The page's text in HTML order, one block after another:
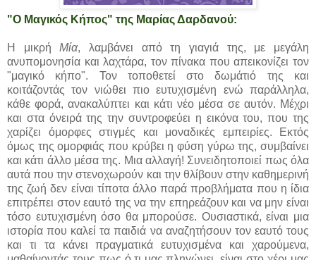
"Ο Μαγικός Κήπος" της Μαρίας Δαρδανού:
Η μικρήΜία, λαμβάνει από τη γιαγιά της, με μεγάλη
ανυπομονησία και λαχτάρα, τον πίνακα που απεικονίζει τον
"μαγικό κήπο". Τον τοποθετεί στο δωμάτιό της και
κοιτάζοντάς τον νιώθει πιο ευτυχισμένη ενώ παράλληλα,
κάθε φορά, ανακαλύπτει και κάτι νέο μέσα σε αυτόν. Μέχρι
και στα όνειρά της την συντροφεύει η εικόνα του, που της
χαρίζει όμορφες στιγμές και μοναδικές εμπειρίες. Εκτός
όμως της ομορφιάς που κρύβει η φύση γύρω της, συμβαίνει
και κάτι άλλο μέσα της. Μια αλλαγή! Συνειδητοποιεί πως όλα
αυτά που την στενοχωρούν και την θλίβουν στην καθημερινή
της ζωή δεν είναι τίποτα άλλο παρά προβλήματα που η ίδια
επιτρέπει στον εαυτό της να την επηρεάζουν και να μην είναι
τόσο ευτυχισμένη όσο θα μπορούσε. Ουσιαστικά, είναι μια
ιστορία που καλεί τα παιδιά να αναζητήσουν τον εαυτό τους
και τι τα κάνει πραγματικά ευτυχισμένα και χαρούμενα,